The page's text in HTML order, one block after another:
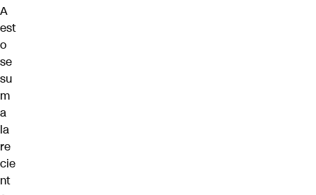
A
est
o
se
su
m
a
la
re
cie
nt